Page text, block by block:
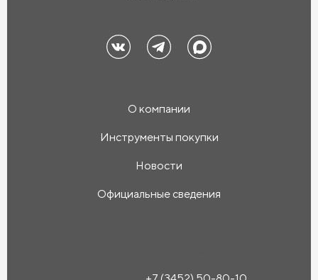
О компании
Инструменты покупки
Новости
Официальные сведения